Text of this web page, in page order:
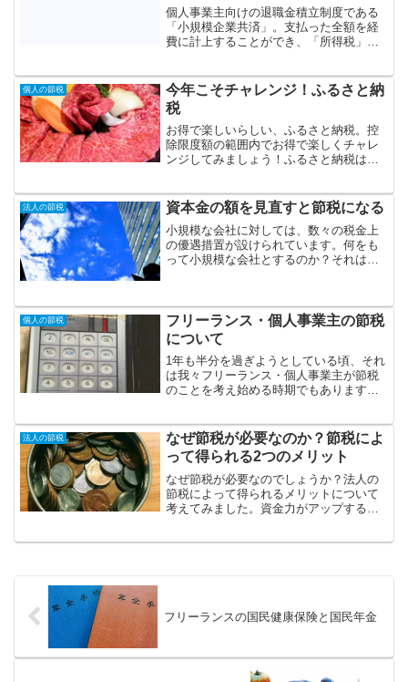
個人事業主向けの退職金積立制度である
「小規模企業共済」。支払った全額を経
費に計上することができ、「所得税」と
制度ですので、節税という側面だけでな
く、将来への備えにもなり...
個人の節税
今年こそチャレンジ！ふるさと納
税
お得で楽しいらしい、ふるさと納税。控
除限度額の範囲内でお得で楽しくチャレ
ンジしてみましょう！ふるさと納税は、
も、提携ポータルサイトへのリンクが貼
ってあるはずです。（「ふ...
法人の節税 資本金の額を見直すと節税になる
小規模な会社に対しては、数々の税金上
の優遇措置が設けられています。何をも
って小規模な会社とするのか？それは、
な税金上のメリットがあるのかみていき
たいと思います。
個人の節税
フリーランス・個人事業主の節税
について
1年も半分を過ぎようとしている頃、それ
は我々フリーランス・個人事業主が節税
のことを考え始める時期でもあります。
主の節税について、考えていきたいと思
います。青色申告何はとも...
法人の節税
なぜ節税が必要なのか？節税によ
って得られる2つのメリット
なぜ節税が必要なのでしょうか？法人の
節税によって得られるメリットについて
考えてみました。資金力がアップする節
フリーランスの国民健康保険と国民年金